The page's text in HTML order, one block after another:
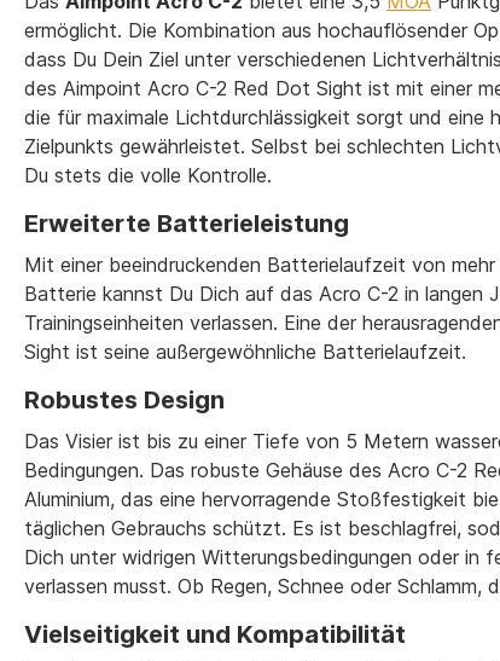
ermöglicht. Die Kombination aus hochauflösender
dass Du Dein Ziel unter verschiedenen
des Aimpoint Acro C-2 Red Dot Sight ist mit einer
die für maximale Lichtdurchlässigkeit sorgt und eine
Zielpunkts gewährleistet. Selbst bei schlechten
Du stets die volle Kontrolle.
Erweiterte Batterieleistung
Mit einer beeindruckenden Batterielaufzeit von
Batterie kannst Du Dich auf das Acro C-2 in langen
Trainingseinheiten verlassen. Eine der
Sight ist seine außergewöhnliche Batterielaufzeit.
Robustes Design
Das Visier ist bis zu einer Tiefe von 5 Metern
Bedingungen. Das robuste Gehäuse des Acro C-2
Aluminium, das eine hervorragende Stoßfestigkeit
täglichen Gebrauchs schützt. Es ist beschlagfrei,
Dich unter widrigen Witterungsbedingungen oder in
verlassen musst. Ob Regen, Schnee oder
Vielseitigkeit und Kompatibilität